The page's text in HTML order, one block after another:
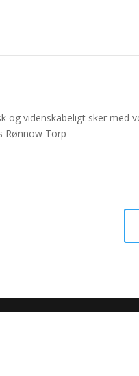
og videnskabeligt sker med
Rønnow Torp